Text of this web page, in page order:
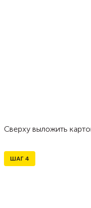
Сверху выложить
ШАГ 4